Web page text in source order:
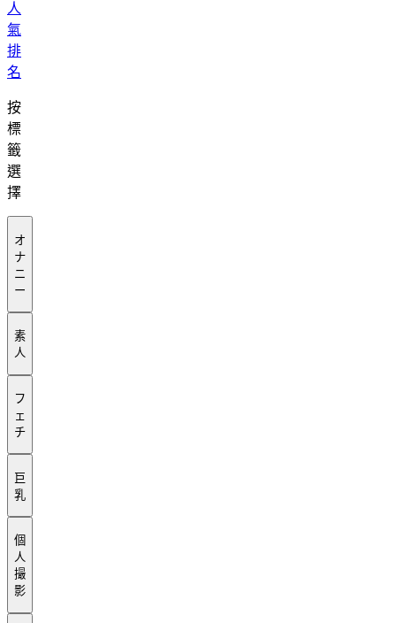
人
氣
排
名
按
標
籤
選
擇
オ
ナ
ニ
ー
素
人
フ
ェ
チ
巨
乳
個
人
撮
影